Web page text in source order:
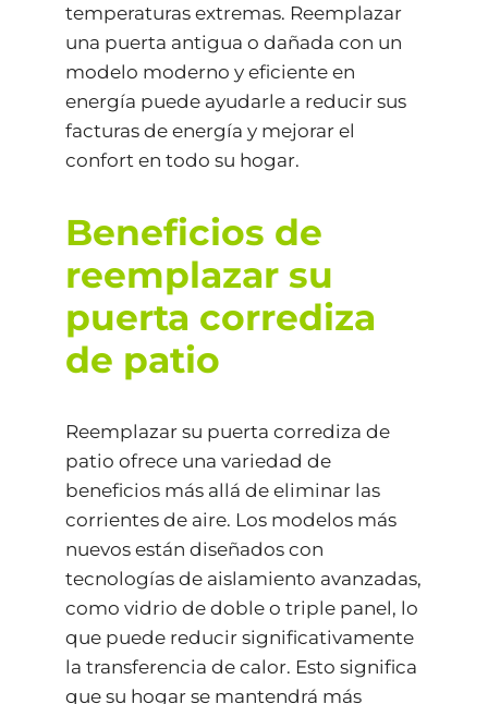
temperaturas extremas. Reemplazar
una puerta antigua o dañada con un
modelo moderno y eficiente en
energía puede ayudarle a reducir sus
facturas de energía y mejorar el
confort en todo su hogar.
Beneficios de
reemplazar su
puerta corrediza
de patio
Reemplazar su puerta corrediza de
patio ofrece una variedad de
beneficios más allá de eliminar las
corrientes de aire. Los modelos más
nuevos están diseñados con
tecnologías de aislamiento avanzadas,
como vidrio de doble o triple panel, lo
que puede reducir significativamente
la transferencia de calor. Esto significa
que su hogar se mantendrá más